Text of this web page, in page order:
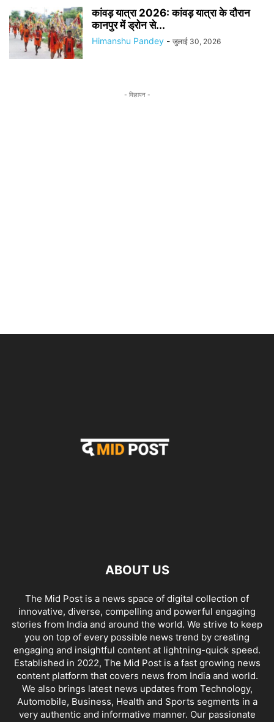
कांवड़ यात्रा 2026: कांवड़ यात्रा के दौरान
कानपुर में ड्रोन से...
Himanshu Pandey - जुलाई 30, 2026
- विज्ञापन -
ABOUT US
The Mid Post is a news space of digital collection of
innovative, diverse, compelling and powerful engaging
stories from India and around the world. We strive to keep
you on top of every possible news trend by creating
engaging and insightful content at lightning-quick speed.
Established in 2022, The Mid Post is a fast growing news
content platform that covers news from India and world.
We also brings latest news updates from Technology,
Automobile, Business, Health and Sports segments in a
very authentic and informative manner. Our passionate